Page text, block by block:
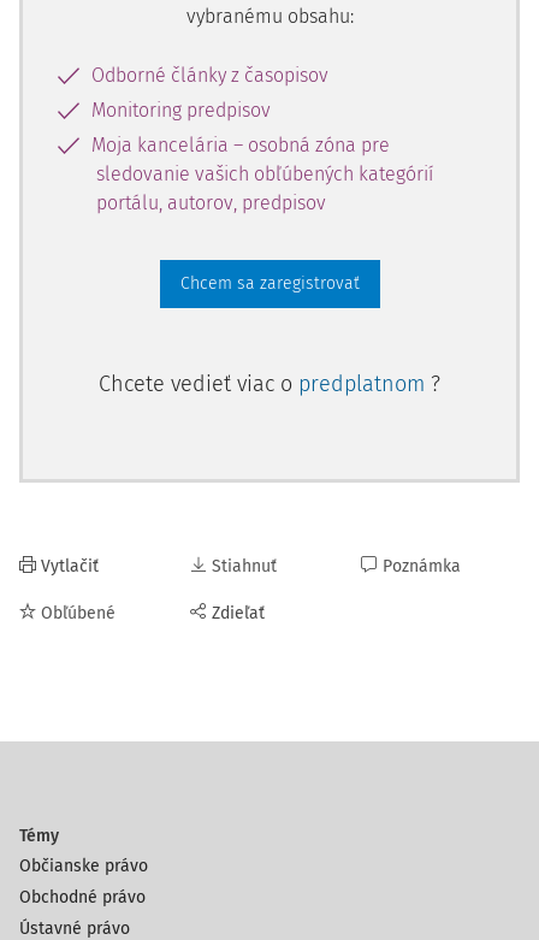
vybranému obsahu:
Odborné články z časopisov
Monitoring predpisov
Moja kancelária – osobná zóna pre
sledovanie vašich obľúbených kategórií
portálu, autorov, predpisov
Chcem sa zaregistrovať
Chcete vedieť viac o predplatnom ?
Vytlačiť
Obľúbené
Stiahnuť
Zdieľať
Poznámka
Témy
Občianske právo
Obchodné právo
Ústavné právo